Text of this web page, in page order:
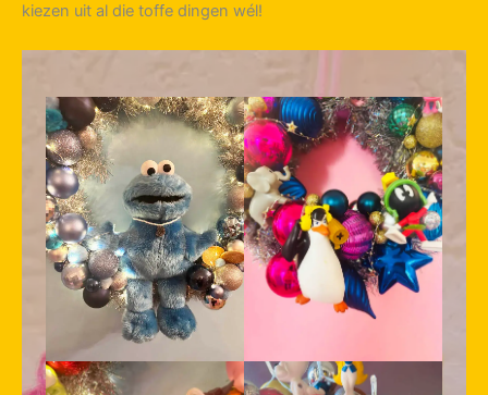
kiezen uit al die toffe dingen wél!